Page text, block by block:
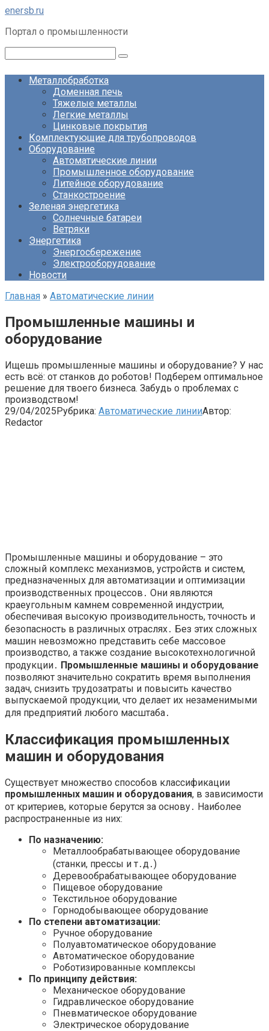
Перейти
контенту
enersb.ru
Портал о промышленности
Металлобработка
Доменная печь
Тяжелые металлы
Легкие металлы
Цинковые покрытия
Комплектующие для трубопроводов
Оборудование
Автоматические линии
Промышленное оборудование
Литейное оборудование
Станкостроение
Зеленая энергетика
Солнечные батареи
Ветряки
Энергетика
Энергосбережение
Электрооборудование
Новости
Главная » Автоматические линии
Промышленные машины и
оборудование
Ищешь промышленные машины и оборудование? У нас
есть всё: от станков до роботов! Подберем оптимальное
решение для твоего бизнеса. Забудь о проблемах с
производством!
29/04/2025Рубрика: Автоматические линииАвтор:
Redactor
Промышленные машины и оборудование – это
сложный комплекс механизмов, устройств и систем,
предназначенных для автоматизации и оптимизации
производственных процессов․ Они являются
краеугольным камнем современной индустрии,
обеспечивая высокую производительность, точность и
безопасность в различных отраслях․ Без этих сложных
машин невозможно представить себе массовое
производство, а также создание высокотехнологичной
продукции․ Промышленные машины и оборудование
позволяют значительно сократить время выполнения
задач, снизить трудозатраты и повысить качество
выпускаемой продукции, что делает их незаменимыми
для предприятий любого масштаба․
Классификация промышленных
машин и оборудования
Существует множество способов классификации
промышленных машин и оборудования, в зависимости
от критериев, которые берутся за основу․ Наиболее
распространенные из них:
По назначению:
Металлообрабатывающее оборудование
(станки, прессы и т․д․)
Деревообрабатывающее оборудование
Пищевое оборудование
Текстильное оборудование
Горнодобывающее оборудование
По степени автоматизации:
Ручное оборудование
Полуавтоматическое оборудование
Автоматическое оборудование
Роботизированные комплексы
По принципу действия:
Механическое оборудование
Гидравлическое оборудование
Пневматическое оборудование
Электрическое оборудование